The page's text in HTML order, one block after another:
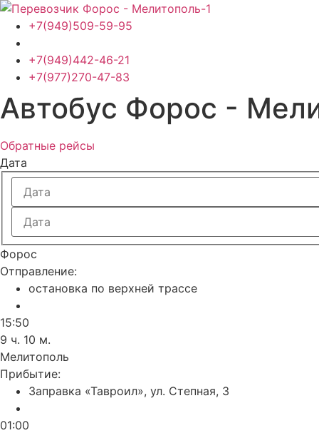
Перейти
содержимому
+7(949)509-59-95
+7(949)442-46-21
+7(977)270-47-83
Автобус Форос -
Обратные рейсы
Дата
Форос
Отправление:
остановка по верхней трассе
15:50
9 ч. 10 м.
Мелитополь
Прибытие:
Заправка «Тавроил», ул. Степная, 3
01:00